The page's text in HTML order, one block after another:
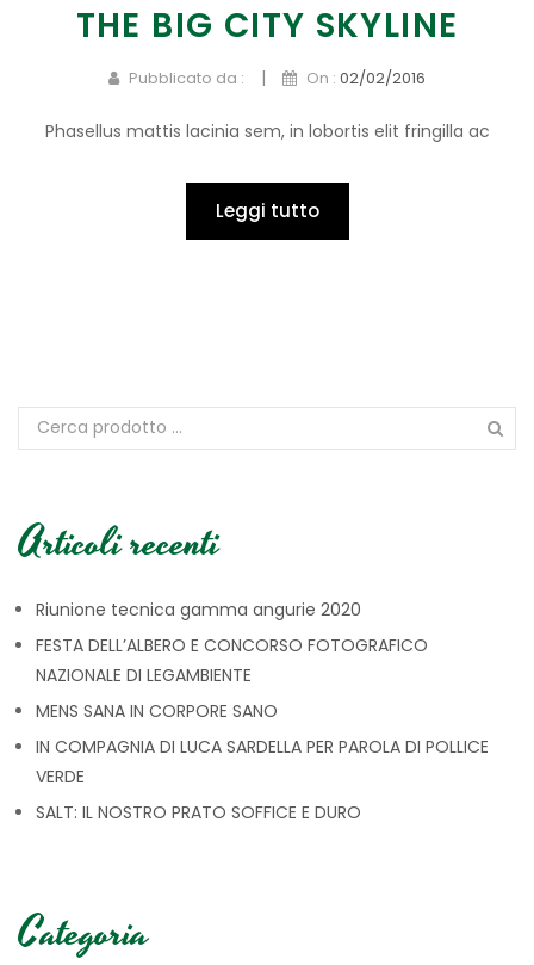
THE BIG CITY SKYLINE
Pubblicato da : | On : 02/02/2016
Phasellus mattis lacinia sem, in lobortis elit fringilla ac
Leggi tutto
Articoli recenti
Riunione tecnica gamma angurie 2020
FESTA DELL’ALBERO E CONCORSO FOTOGRAFICO
NAZIONALE DI LEGAMBIENTE
MENS SANA IN CORPORE SANO
IN COMPAGNIA DI LUCA SARDELLA PER PAROLA DI POLLICE
VERDE
SALT: IL NOSTRO PRATO SOFFICE E DURO
Categoria